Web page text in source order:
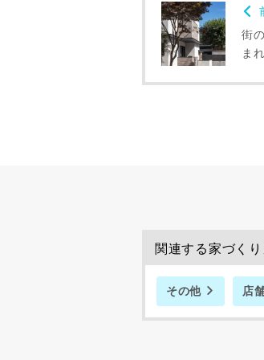
街
ま
関連する家づく
その他 店